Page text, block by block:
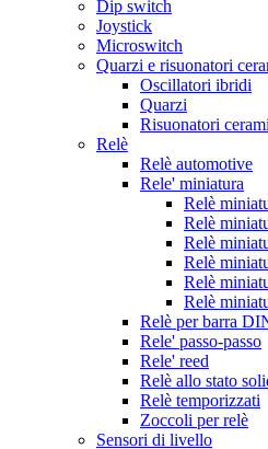
Dip switch
Joystick
Microswitch
Quarzi e risuonatori
Oscillatori ibridi
Quarzi
Risuonatori
Relè
Relè automotive
Rele' miniatura
Relè
Relè
Relè
Relè
Relè
Relè
Relè per barra
Rele' passo-passo
Rele' reed
Relè allo stato
Relè temporizzati
Zoccoli per relè
Sensori di livello